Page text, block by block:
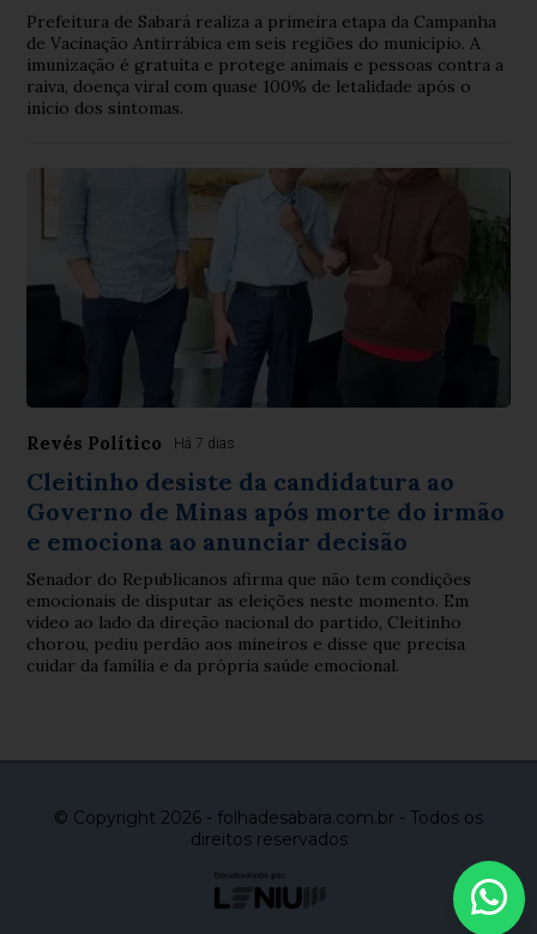
Prefeitura de Sabará realiza a primeira etapa da Campanha
de Vacinação Antirrábica em seis regiões do município. A
imunização é gratuita e protege animais e pessoas contra a
raiva, doença viral com quase 100% de letalidade após o
início dos sintomas.
Revés Político Há 7 dias
Cleitinho desiste da candidatura ao
Governo de Minas após morte do irmão
e emociona ao anunciar decisão
Senador do Republicanos afirma que não tem condições
emocionais de disputar as eleições neste momento. Em
vídeo ao lado da direção nacional do partido, Cleitinho
chorou, pediu perdão aos mineiros e disse que precisa
cuidar da família e da própria saúde emocional.
© Copyright 2026 - folhadesabara.com.br - Todos os
direitos reservados